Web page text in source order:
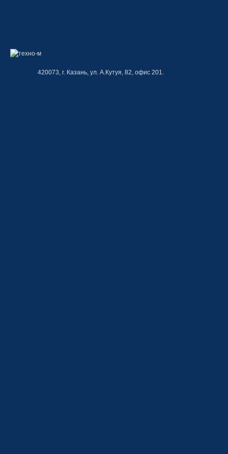
420073, г. Казань, ул. А.Кутуя, 82, офис 201.